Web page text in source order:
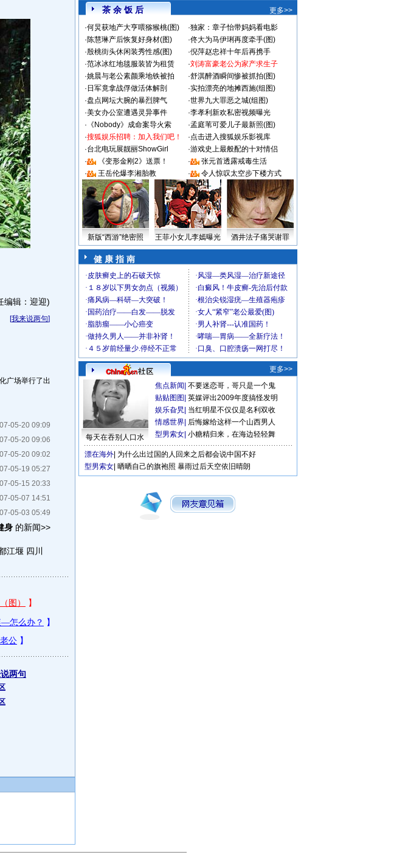
编辑：迎迎)
[我来说两句]
广场举行了出
05-20 09:09
05-20 09:06
05-20 09:02
05-19 05:27
05-15 20:33
05-07 14:51
05-03 05:49
身的新闻>>
江堰 四川
两句
茶 余 饭 后
更多>>
·何炅获地产大亨喂猕猴桃(图) ·独家：章子怡带妈妈看电影
·陈慧琳产后恢复好身材(图) ·佟大为马伊琍再度牵手(图)
·殷桃街头休闲装秀性感(图) ·倪萍赵忠祥十年后再携手
·范冰冰红地毯服装皆为租赁 ·刘涛富豪老公为家产求生子
·姚晨与老公素颜乘地铁被拍 ·舒淇醉酒瞬间惨被抓拍(图)
· 日军竟拿战俘做活体解剖 ·实拍漂亮的地摊西施(组图)
·盘点网坛大腕的暴烈脾气 ·世界九大罪恶之城(组图)
·美女办公室遭遇灵异事件 ·李孝利新欢私密视频曝光
· 《Nobody》成命案导火索 ·孟庭苇可爱儿子最新照(图)
·搜狐娱乐招聘：加入我们吧！ ·点击进入搜狐娱乐影视库
·台北电玩展靓丽ShowGirl ·游戏史上最般配的十对情侣
·
《变形金刚2》送票！ ·
张元首透露戒毒生活
·
王岳伦爆李湘胎教 · 令人惊叹太空步下楼方式
新版“西游”绝密照 王菲小女儿李嫣曝光 酒井法子痛哭谢罪
健 康 指 南
更多>>
每天在吞别人口水
焦点新闻 不要迷恋哥，哥只是一个鬼
贴贴图图 英媒评出2009年度搞怪发明
娱乐旮旯 当红明星不仅仅是名利双收
情感世界 后悔嫁给这样一个山西男人
型男索女 小糖精归来，在海边轻轻舞
漂在海外 为什么出过国的人回来之后都会说中国不好
型男索女 晒晒自己的旗袍照 暴雨过后天空依旧晴朗